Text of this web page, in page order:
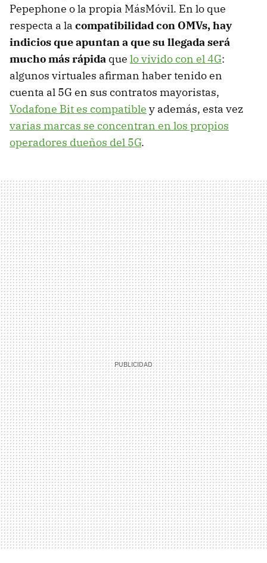
Pepephone o la propia MásMóvil. En lo que
respecta a la compatibilidad con OMVs, hay
indicios que apuntan a que su llegada será
mucho más rápida que lo vivido con el 4G:
algunos virtuales afirman haber tenido en
cuenta al 5G en sus contratos mayoristas,
Vodafone Bit es compatible y además, esta vez
varias marcas se concentran en los propios
operadores dueños del 5G.